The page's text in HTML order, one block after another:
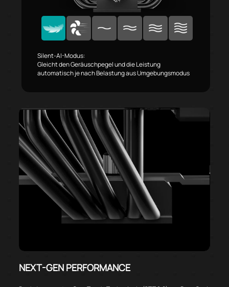
Silent-AI-Modus:
Gleicht den Geräuschpegel und die Leistung
automatisch je nach Belastung aus Umgebungsmodus
NEXT-GEN PERFORMANCE